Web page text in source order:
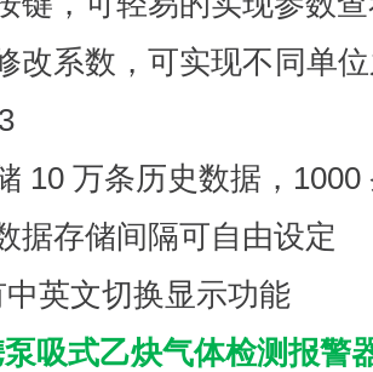
改系数，可实现不同单
10 万条历史数据，1000
据存储间隔可自由设定
中英文切换显示功能
吸式乙炔气体检测报警